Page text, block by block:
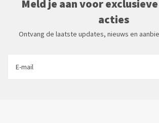
Meld je aan voor
acties
Ontvang de laatste updates, nieuws en